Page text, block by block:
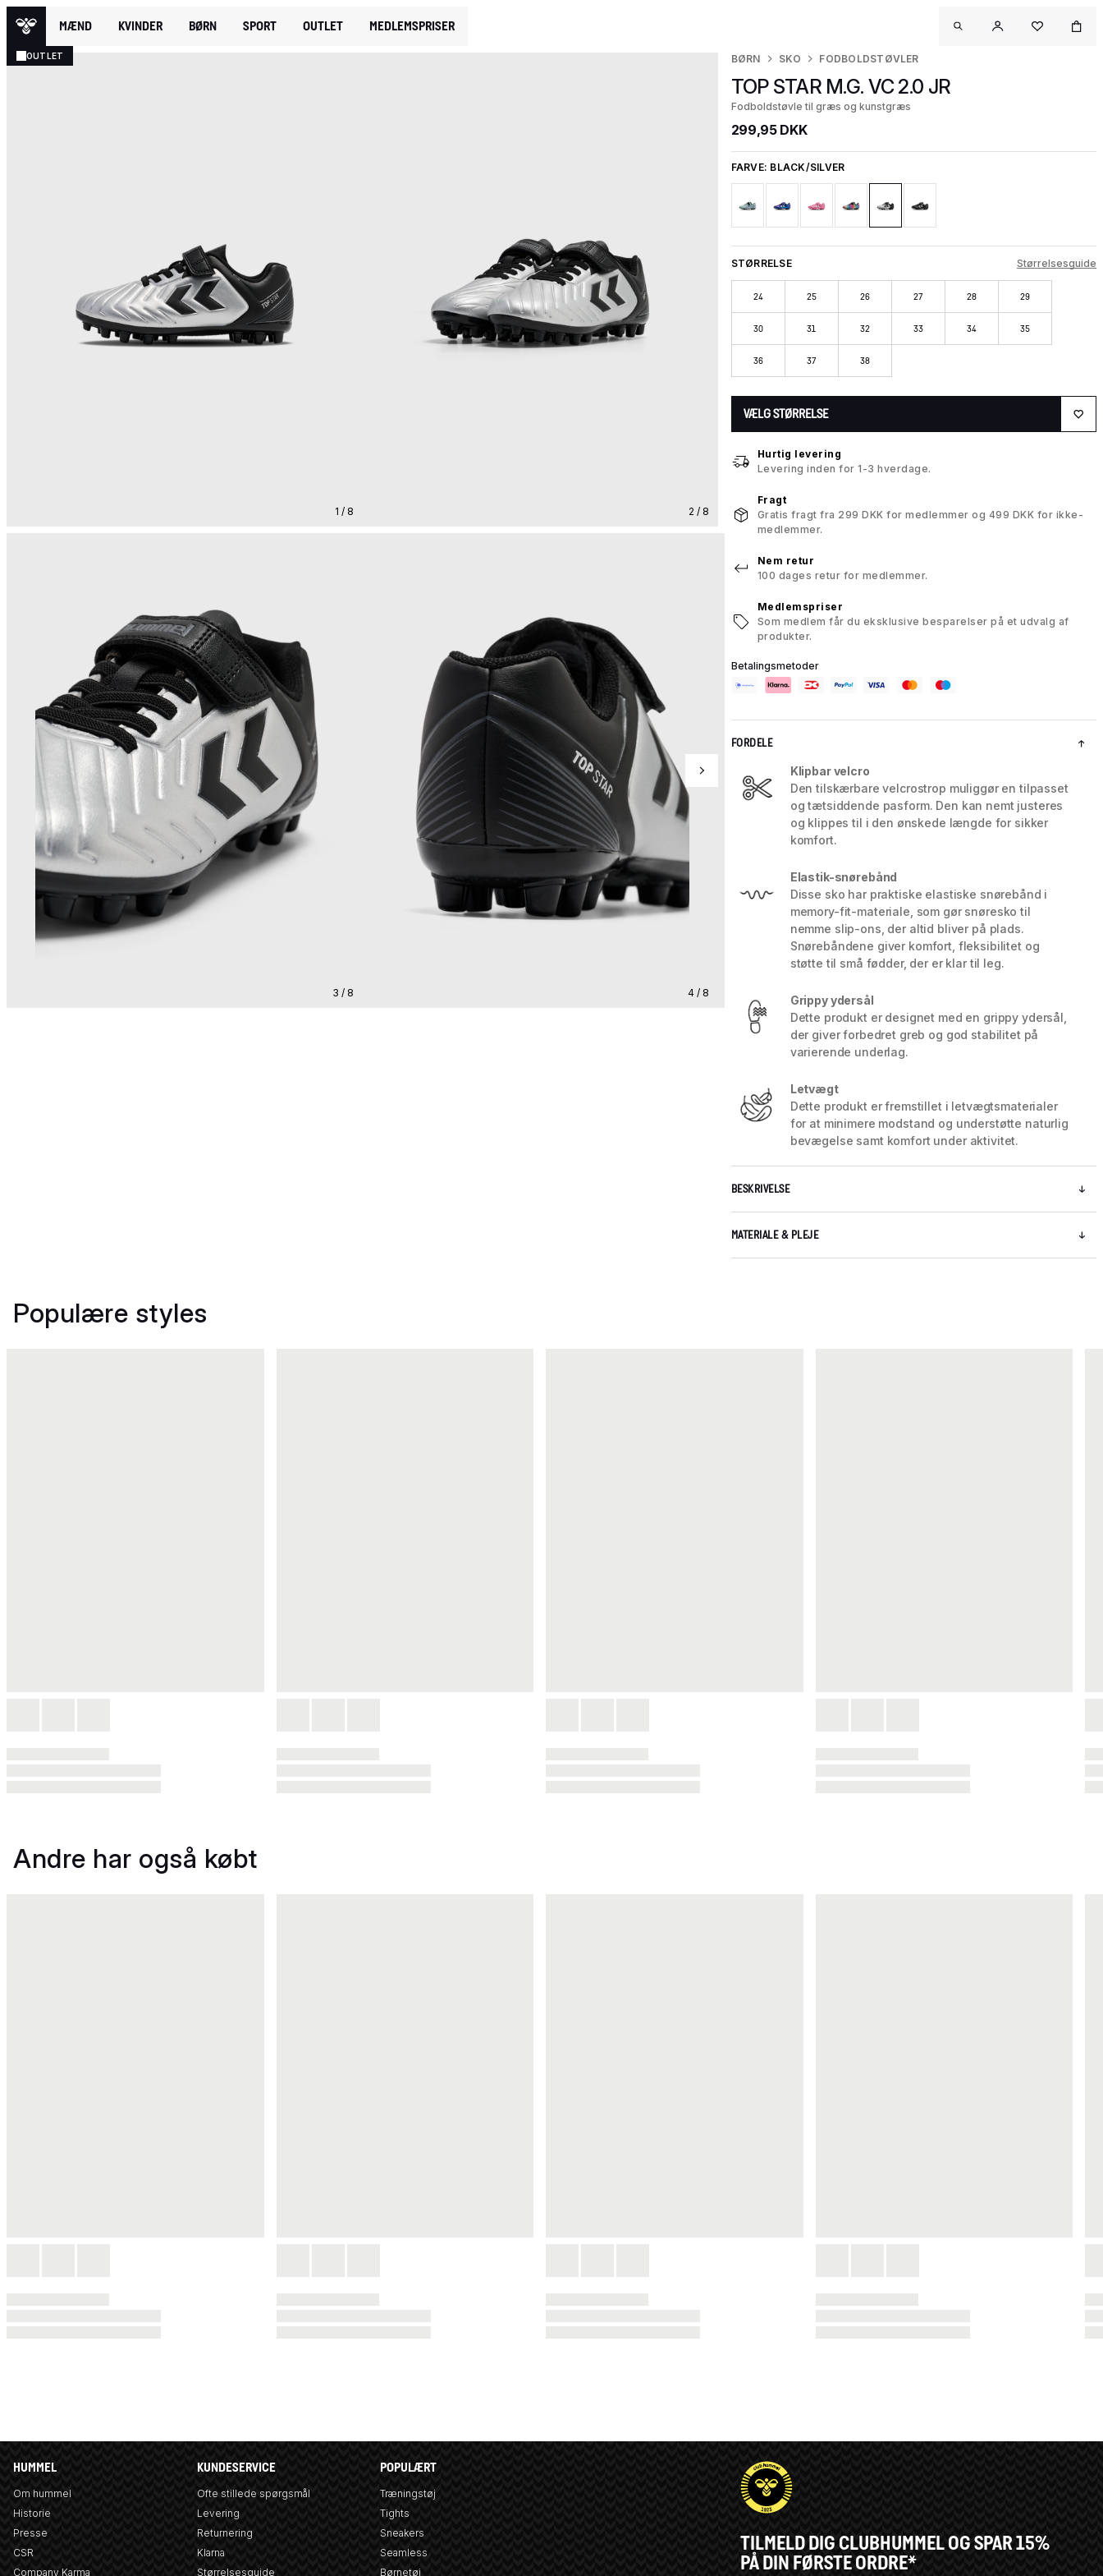
MÆND KVINDER BØRN SPORT OUTLET MEDLEMSPRISER
OUTLET
1 / 8 2 / 8
3 / 8 4 / 8
BØRN SKO FODBOLDSTØVLER
TOP STAR M.G. VC 2.0 JR
Fodboldstøvle til græs og kunstgræs
299,95 DKK
FARVE: BLACK/SILVER
STØRRELSE Størrelsesguide
24 25 26 27 28 29
30 31 32 33 34 35
36 37 38
VÆLG STØRRELSE
Hurtig levering
Levering inden for 1-3 hverdage.
Fragt
Gratis fragt fra 299 DKK for medlemmer og 499 DKK for ikke-
medlemmer.
Nem retur
100 dages retur for medlemmer.
Medlemspriser
Som medlem får du eksklusive besparelser på et udvalg af
produkter.
Betalingsmetoder
FORDELE
Klipbar velcro
Den tilskærbare velcrostrop muliggør en tilpasset
og tætsiddende pasform. Den kan nemt justeres
og klippes til i den ønskede længde for sikker
komfort.
Elastik-snørebånd
Disse sko har praktiske elastiske snørebånd i
memory-fit-materiale, som gør snøresko til
nemme slip-ons, der altid bliver på plads.
Snørebåndene giver komfort, fleksibilitet og
støtte til små fødder, der er klar til leg.
Grippy ydersål
Dette produkt er designet med en grippy ydersål,
der giver forbedret greb og god stabilitet på
varierende underlag.
Letvægt
Dette produkt er fremstillet i letvægtsmaterialer
for at minimere modstand og understøtte naturlig
bevægelse samt komfort under aktivitet.
BESKRIVELSE
MATERIALE & PLEJE
Populære styles
Andre har også købt
HUMMEL
Om hummel
Historie
Presse
CSR
Company Karma
KUNDESERVICE
Ofte stillede spørgsmål
Levering
Returnering
Klarna
Størrelsesguide
POPULÆRT
Træningstøj
Tights
Sneakers
Seamless
Børnetøj
TILMELD DIG CLUBHUMMEL OG SPAR 15%
PÅ DIN FØRSTE ORDRE*